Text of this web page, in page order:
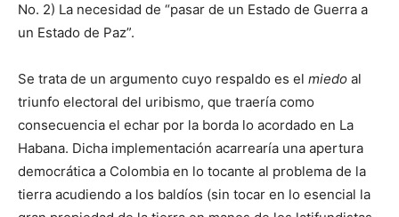
No. 2) La necesidad de “pasar de un Estado de Guerra a
un Estado de Paz”.
Se trata de un argumento cuyo respaldo es el miedo al
triunfo electoral del uribismo, que traería como
consecuencia el echar por la borda lo acordado en La
Habana. Dicha implementación acarrearía una apertura
democrática a Colombia en lo tocante al problema de la
tierra acudiendo a los baldíos (sin tocar en lo esencial la